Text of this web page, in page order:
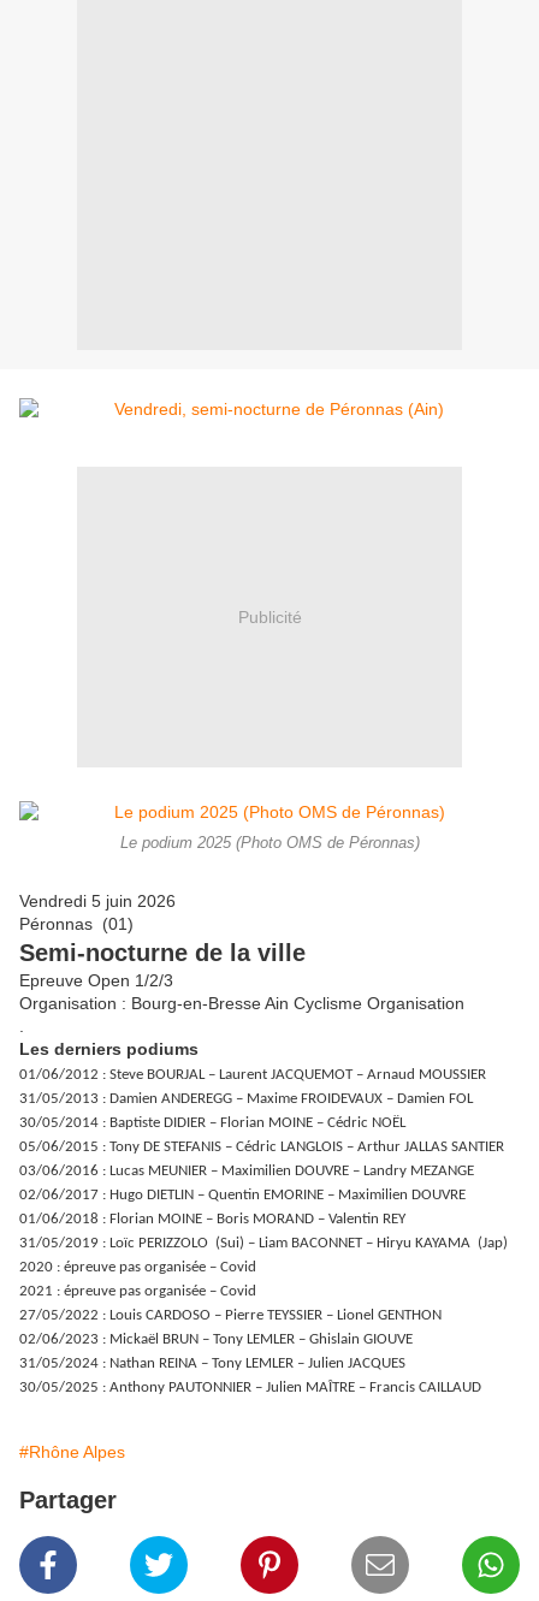
Publicité
Le podium 2025 (Photo OMS de Péronnas)
Vendredi 5 juin 2026
Péronnas (01)
Semi-nocturne de la ville
Epreuve Open 1/2/3
Organisation : Bourg-en-Bresse Ain Cyclisme Organisation
Les derniers podiums
01/06/2012 : Steve BOURJAL – Laurent JACQUEMOT – Arnaud MOUSSIER
31/05/2013 : Damien ANDEREGG – Maxime FROIDEVAUX – Damien FOL
30/05/2014 : Baptiste DIDIER – Florian MOINE – Cédric NOËL
05/06/2015 : Tony DE STEFANIS – Cédric LANGLOIS – Arthur JALLAS SANTIER
03/06/2016 : Lucas MEUNIER – Maximilien DOUVRE – Landry MEZANGE
02/06/2017 : Hugo DIETLIN – Quentin EMORINE – Maximilien DOUVRE
01/06/2018 : Florian MOINE – Boris MORAND – Valentin REY
31/05/2019 : Loïc PERIZZOLO (Sui) – Liam BACONNET – Hiryu KAYAMA (Jap)
2020 : épreuve pas organisée – Covid
2021 : épreuve pas organisée – Covid
27/05/2022 : Louis CARDOSO – Pierre TEYSSIER – Lionel GENTHON
02/06/2023 : Mickaël BRUN – Tony LEMLER – Ghislain GIOUVE
31/05/2024 : Nathan REINA – Tony LEMLER – Julien JACQUES
30/05/2025 : Anthony PAUTONNIER – Julien MAÎTRE – Francis CAILLAUD
#Rhône Alpes
Partager